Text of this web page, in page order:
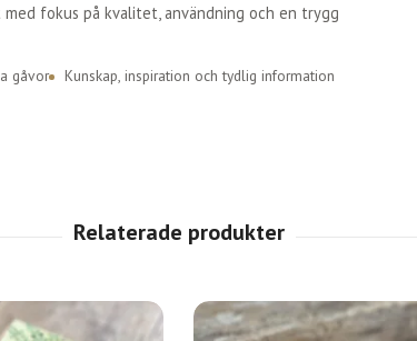
fokus på kvalitet, användning och en trygg
gåvor Kunskap, inspiration och tydlig information